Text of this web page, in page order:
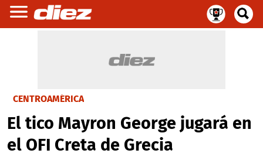
CENTROAMÉRICA
El tico Mayron George jugará en
el OFI Creta de Grecia